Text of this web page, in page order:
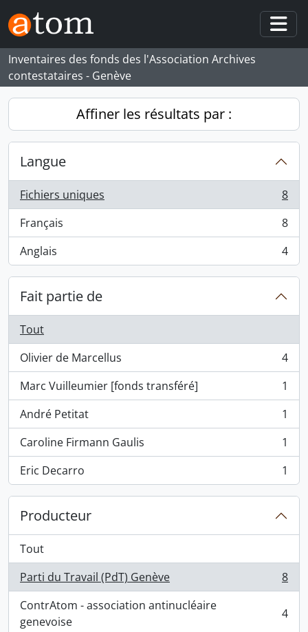
Skip to main content
Inventaires des fonds des l'Association Archives
contestataires - Genève
Affiner les résultats par :
Langue
Fichiers uniques
, 8 résultats
8
Français
, 8 résultats
8
Anglais
, 4 résultats 4
Fait partie de
Tout
Olivier de Marcellus
, 4 résultats
4
Marc Vuilleumier [fonds transféré]
, 1 résultats
1
André Petitat
, 1 résultats
1
Caroline Firmann Gaulis
, 1 résultats
1
Eric Decarro
, 1 résultats 1
Producteur
Tout
Parti du Travail (PdT) Genève
, 8 résultats
8
ContrAtom - association antinucléaire
genevoise
, 4 résultats 4